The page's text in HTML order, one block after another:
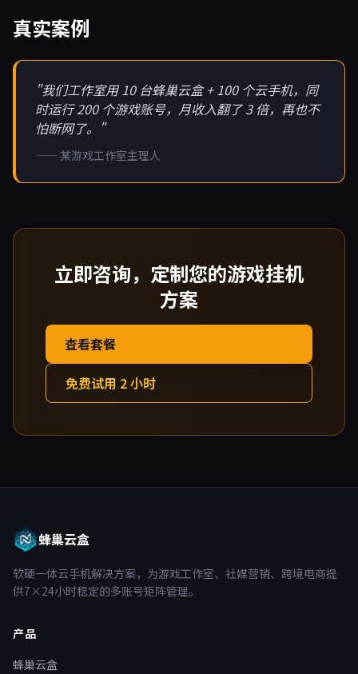
真实案例
"我们工作室用 10 台蜂巢云盒 + 100 个云手机，同
时运行 200 个游戏账号，月收入翻了 3 倍，再也不
怕断网了。"
—— 某游戏工作室主理人
立即咨询，定制您的游戏挂机
方案
查看套餐
免费试用 2 小时
蜂巢云盒
软硬一体云手机解决方案，为游戏工作室、社媒营销、跨境电商提
供7×24小时稳定的多账号矩阵管理。
产品
蜂巢云盒